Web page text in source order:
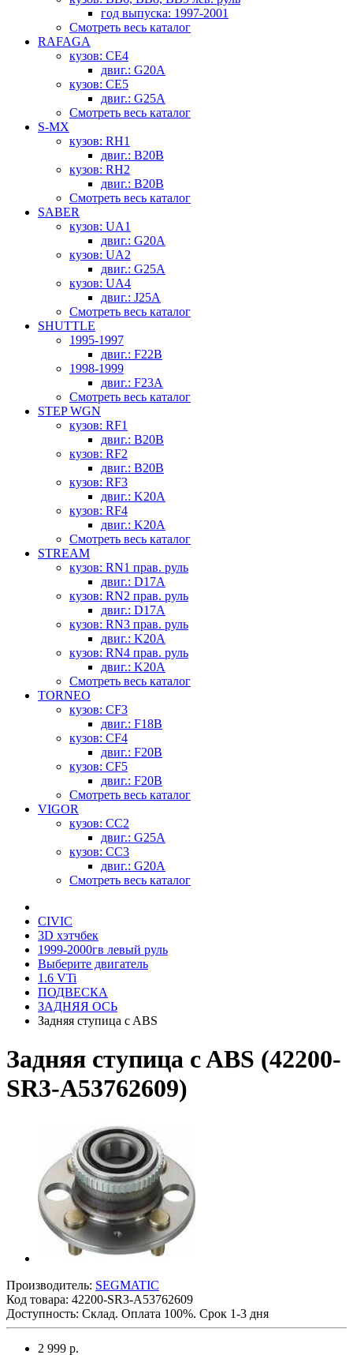
год выпуска: 1997-2001
Смотреть весь каталог
RAFAGA
кузов: CE4
двиг.: G20A
кузов: CE5
двиг.: G25A
Смотреть весь каталог
S-MX
кузов: RH1
двиг.: B20B
кузов: RH2
двиг.: B20B
Смотреть весь каталог
SABER
кузов: UA1
двиг.: G20A
кузов: UA2
двиг.: G25A
кузов: UA4
двиг.: J25A
Смотреть весь каталог
SHUTTLE
1995-1997
двиг.: F22B
1998-1999
двиг.: F23A
Смотреть весь каталог
STEP WGN
кузов: RF1
двиг.: B20B
кузов: RF2
двиг.: B20B
кузов: RF3
двиг.: K20A
кузов: RF4
двиг.: K20A
Смотреть весь каталог
STREAM
кузов: RN1 прав. руль
двиг.: D17A
кузов: RN2 прав. руль
двиг.: D17A
кузов: RN3 прав. руль
двиг.: K20A
кузов: RN4 прав. руль
двиг.: K20A
Смотреть весь каталог
TORNEO
кузов: CF3
двиг.: F18B
кузов: CF4
двиг.: F20B
кузов: CF5
двиг.: F20B
Смотреть весь каталог
VIGOR
кузов: CC2
двиг.: G25A
кузов: CC3
двиг.: G20A
Смотреть весь каталог
CIVIC
3D хэтчбек
1999-2000гв левый руль
Выберите двигатель
1.6 VTi
ПОДВЕСКА
ЗАДНЯЯ ОСЬ
Задняя ступица c ABS
Задняя ступица c ABS (42200-
SR3-A53762609)
Производитель: SEGMATIC
Код товара: 42200-SR3-A53762609
Доступность: Склад. Оплата 100%. Срок 1-3 дня
2 999 р.